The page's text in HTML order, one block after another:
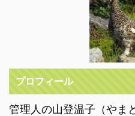
プロフィール
管理人の山登温子（やま